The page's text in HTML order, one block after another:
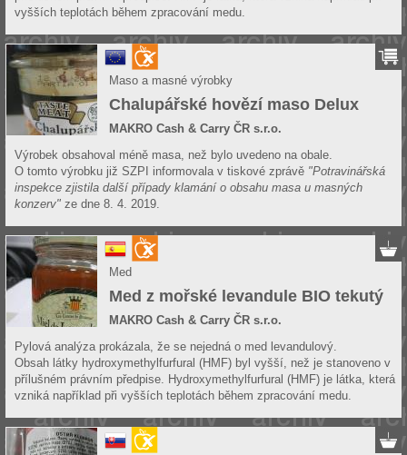
vyšších teplotách během zpracování medu.
Maso a masné výrobky
Chalupářské hovězí maso Delux
MAKRO Cash & Carry ČR s.r.o.
Výrobek obsahoval méně masa, než bylo uvedeno na obale.
O tomto výrobku již SZPI informovala v tiskové zprávě "Potravinářská
inspekce zjistila další případy klamání o obsahu masa u masných
konzerv" ze dne 8. 4. 2019.
Med
Med z mořské levandule BIO tekutý
MAKRO Cash & Carry ČR s.r.o.
Pylová analýza prokázala, že se nejedná o med levandulový.
Obsah látky hydroxymethylfurfural (HMF) byl vyšší, než je stanoveno v
přílušném právním předpise. Hydroxymethylfurfural (HMF) je látka, která
vzniká například při vyšších teplotách během zpracování medu.